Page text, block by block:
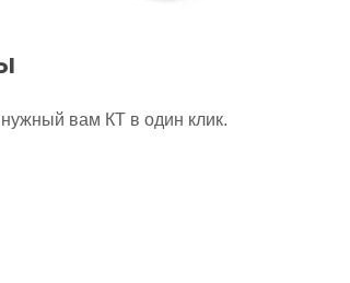
вам КТ в один клик.